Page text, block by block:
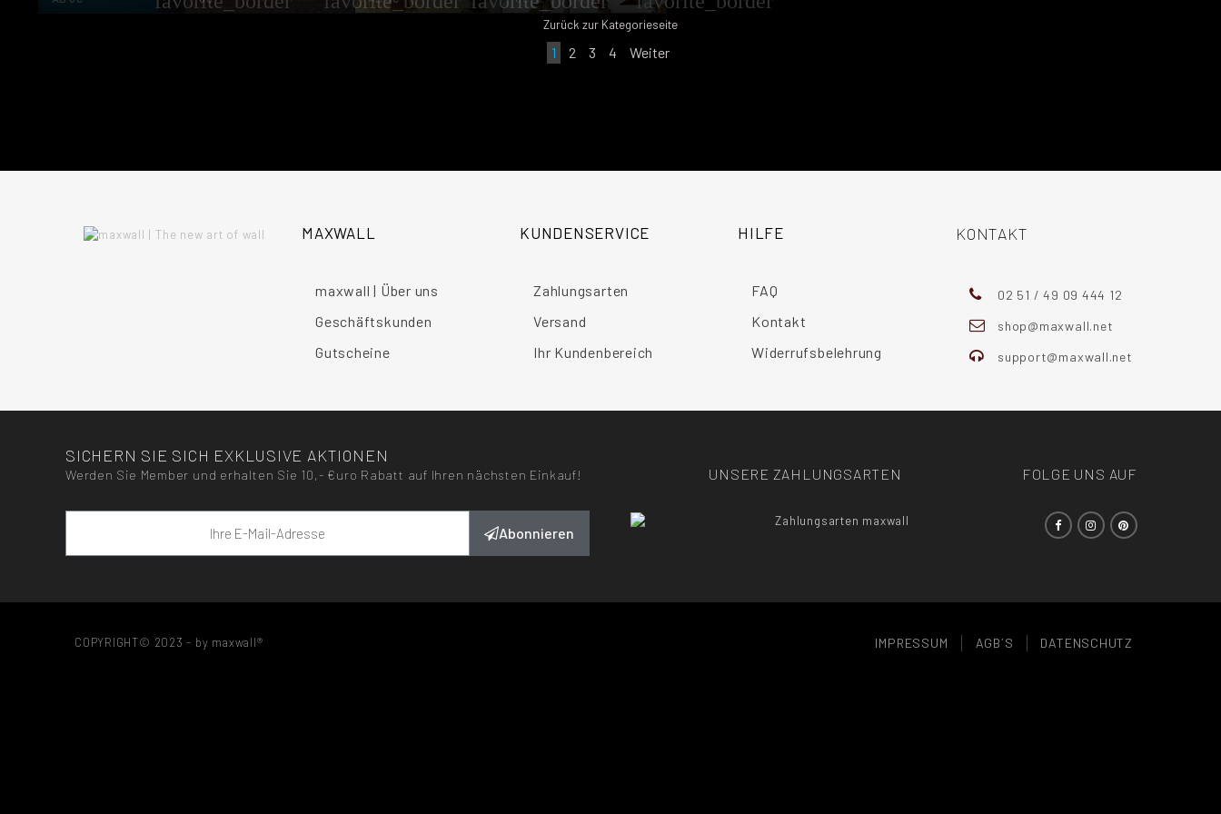
Zurück zur Kategorieseite
1 2 3 4 Weiter
MAXWALL
maxwall | Über uns
Geschäftskunden
Gutscheine
KUNDENSERVICE
Zahlungsarten
Versand
Ihr Kundenbereich
HILFE
FAQ
Kontakt
Widerrufsbelehrung
KONTAKT
02 51 / 49 09 444 12
shop@maxwall.net
support@maxwall.net
SICHERN SIE SICH EXKLUSIVE AKTIONEN
Werden Sie Member und erhalten Sie 10,- €uro Rabatt auf Ihren nächsten Einkauf!
Abonnieren
UNSERE ZAHLUNGSARTEN FOLGE UNS AUF
COPYRIGHT© 2023 - by maxwall® IMPRESSUM AGB´S DATENSCHUTZ